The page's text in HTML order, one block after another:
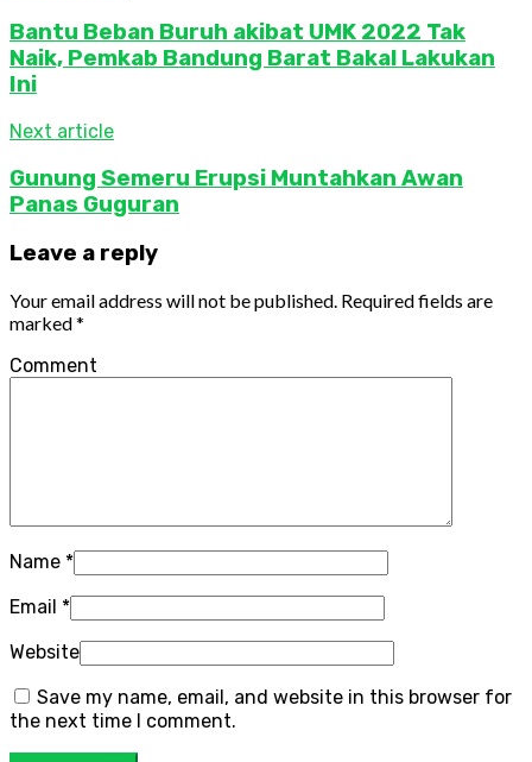
Bantu Beban Buruh akibat UMK 2022 Tak
Naik, Pemkab Bandung Barat Bakal Lakukan
Ini
Next article
Gunung Semeru Erupsi Muntahkan Awan
Panas Guguran
Leave a reply
Your email address will not be published. Required fields are
marked*
Comment
Name *
Email *
Website
Save my name, email, and website in this browser for
the next time I comment.